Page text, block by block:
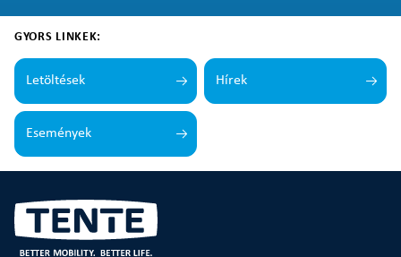
GYORS LINKEK:
Letöltések Hírek
Események